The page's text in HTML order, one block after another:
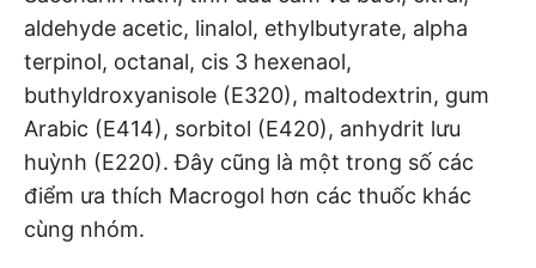
aldehyde acetic, linalol, ethylbutyrate, alpha
terpinol, octanal, cis 3 hexenaol,
buthyldroxyanisole (E320), maltodextrin, gum
Arabic (E414), sorbitol (E420), anhydrit lưu
huỳnh (E220). Đây cũng là một trong số các
điểm ưa thích Macrogol hơn các thuốc khác
cùng nhóm.